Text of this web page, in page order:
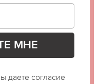
даете согласие